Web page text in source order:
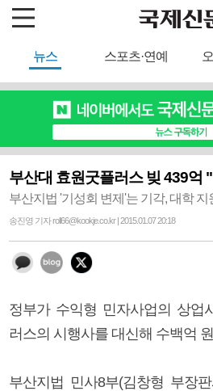
뉴스 스포츠·연예
부산대 효원굿플러스 빚 439억
부산지법 '기성회 변제'는 기각, 대학 지
송진영 기자 roll66@kookje.co.kr | 2015.01.07 20:18
정부가 수익형 민자사업의 상업
러스의 시행사를 대신해 수백억
부산지법 민사8부(김창형 부장